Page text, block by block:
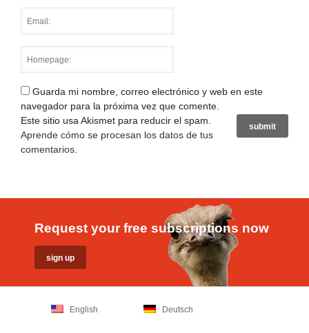
Guarda mi nombre, correo electrónico y web en este
navegador para la próxima vez que comente.
Este sitio usa Akismet para reducir el spam.
Aprende cómo se procesan los datos de tus
comentarios
Request your free subscriptions now
English Deutsch